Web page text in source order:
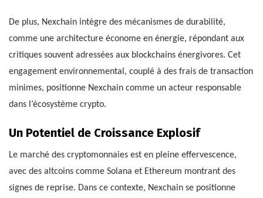
De plus, Nexchain intègre des mécanismes de durabilité,
comme une architecture économe en énergie, répondant aux
critiques souvent adressées aux blockchains énergivores. Cet
engagement environnemental, couplé à des frais de transaction
minimes, positionne Nexchain comme un acteur responsable
dans l’écosystème crypto.
Un Potentiel de Croissance Explosif
Le marché des cryptomonnaies est en pleine effervescence,
avec des altcoins comme Solana et Ethereum montrant des
signes de reprise. Dans ce contexte, Nexchain se positionne